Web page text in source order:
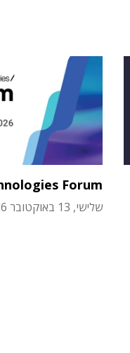
Forum
שלישי, 13 באוקטובר 2026